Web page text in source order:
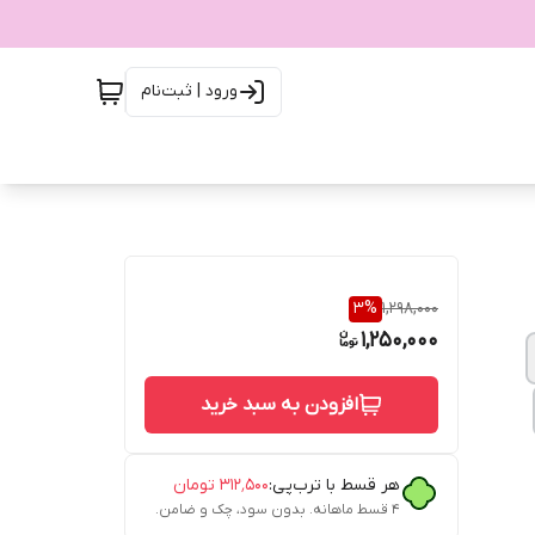
ورود | ثبت‌نام
1,298,000
3%
1,250,000
افزودن به سبد خرید
هر قسط با ترب‌پی:۳۱۲٬۵۰۰ تومان
۴ قسط ماهانه. بدون سود، چک و ضامن.